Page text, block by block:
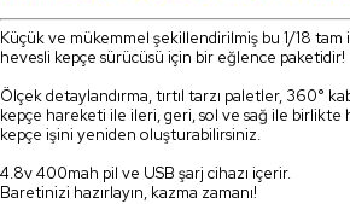
Küçük ve mükemmel şekillendirilmiş bu 1/18 tam
hevesli kepçe sürücüsü için bir eğlence paketidir!
Ölçek detaylandırma, tırtıl tarzı paletler, 360°
kepçe hareketi ile ileri, geri, sol ve sağ ile
kepçe işini yeniden oluşturabilirsiniz.
4.8v 400mah pil ve USB şarj cihazı içerir.
Baretinizi hazırlayın, kazma zamanı!